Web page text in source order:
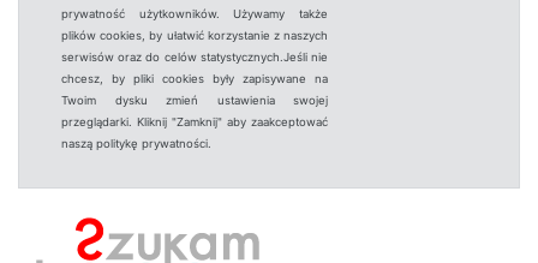
prywatność użytkowników. Używamy także
plików cookies, by ułatwić korzystanie z naszych
serwisów oraz do celów statystycznych.Jeśli nie
chcesz, by pliki cookies były zapisywane na
Twoim dysku zmień ustawienia swojej
przeglądarki. Kliknij "Zamknij" aby zaakceptować
naszą politykę prywatności.